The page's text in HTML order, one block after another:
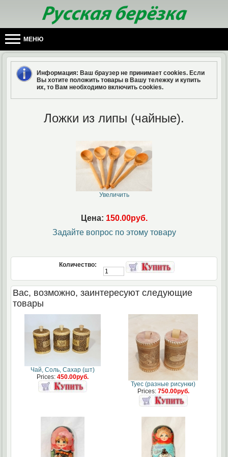
МЕНЮ
Информация: Ваш браузер не принимает cookies. Если
Вы хотите положить товары в Вашу тележку и купить
их, то Вам необходимо включить cookies.
Ложки из липы (чайные).
Увеличить
Цена: 150.00руб.
Задайте вопрос по этому товару
Количество:
Вас, возможно, заинтересуют следующие
товары
Чай, Соль, Сахар (шт)
Prices: 450.00руб.
Туес (разные рисунки)
Prices: 750.00руб.